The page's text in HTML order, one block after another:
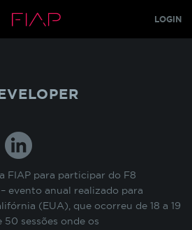
LOGIN
FIAP para participar do F8
evento anual realizado para
(EUA), que ocorreu de 18 a 19
50 sessões onde os
a experiência de
site e otimizar
algumas
da sua interação com as